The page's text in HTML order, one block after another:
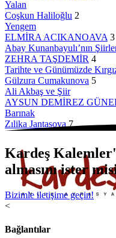
Yalan
Coşkun Haliloğlu 2
Yengem
ELMİRA ACIKANOAVA 3
Abay Kunanbayulı’nın
ZEHRA TAŞDEMİR 4
Tarihte ve Günümüzde
Gülzura Cumakunova 5
Ali Akbaş ve Şiir
AYSUN DEMİREZ
Barınak
Zılika Jantasova 7
Kardeş
almasını ister
Bizimle iletişime geçin!
<
Bağlantılar